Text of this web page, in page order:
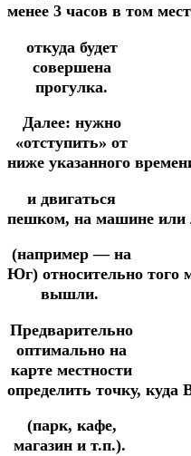
менее 3 часов в том
откуда будет
совершена
прогулка.
Далее: нужно
«отступить» от
ниже указанного
и двигаться
пешком, на машине или
(например — на
Юг) относительно того
вышли.
Предварительно
оптимально на
карте местности
определить точку, куда
(парк, кафе,
магазин и т.п.).